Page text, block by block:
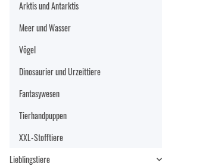
Arktis und Antarktis
Meer und Wasser
Vögel
Dinosaurier und Urzeittiere
Fantasywesen
Tierhandpuppen
XXL-Stofftiere
Lieblingstiere